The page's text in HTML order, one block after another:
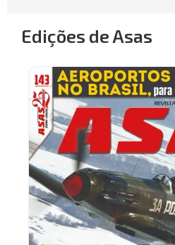
Edições de Asas